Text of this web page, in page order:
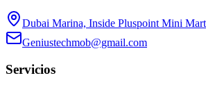
Dubai Marina, Inside Pluspoint Mini Mart
Geniustechmob@gmail.com
Servicios